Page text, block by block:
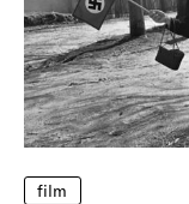
film